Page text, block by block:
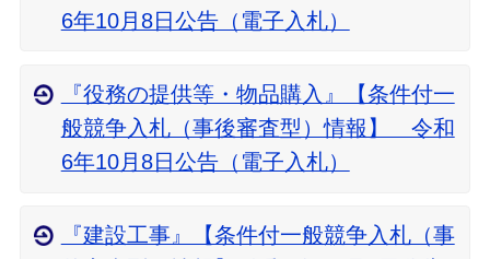
6年10月8日公告（電子入札）
『役務の提供等・物品購入』【条件付一
般競争入札（事後審査型）情報】 令和
6年10月8日公告（電子入札）
『建設工事』【条件付一般競争入札（事